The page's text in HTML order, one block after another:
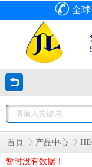
全
首页 产品中心
暂时没有数据！